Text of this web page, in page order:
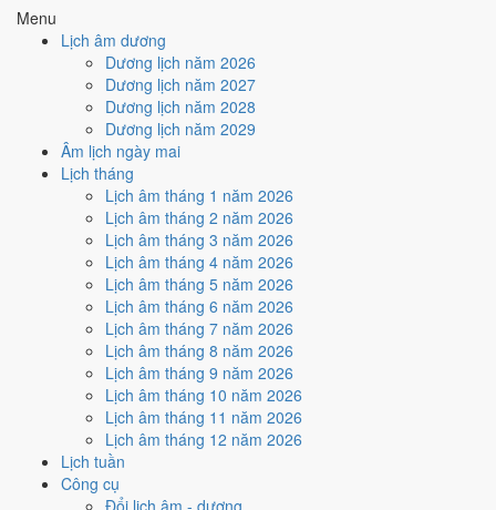
Menu
Lịch âm dương
Dương lịch năm 2026
Dương lịch năm 2027
Dương lịch năm 2028
Dương lịch năm 2029
Âm lịch ngày mai
Lịch tháng
Lịch âm tháng 1 năm 2026
Lịch âm tháng 2 năm 2026
Lịch âm tháng 3 năm 2026
Lịch âm tháng 4 năm 2026
Lịch âm tháng 5 năm 2026
Lịch âm tháng 6 năm 2026
Lịch âm tháng 7 năm 2026
Lịch âm tháng 8 năm 2026
Lịch âm tháng 9 năm 2026
Lịch âm tháng 10 năm 2026
Lịch âm tháng 11 năm 2026
Lịch âm tháng 12 năm 2026
Lịch tuần
Công cụ
Đổi lịch âm - dương
3/10 Xấu
Ký hợp đồng - giao ước hôm nay ở
Sao Giác, nhưng Trực Phá, Ngày Hắc Đạo và Ngày Đại Hung
kéo giảm điểm.
Cách tính ngày tốt
🏗️ Động thổ - khởi công
2
/10Xấu
Động thổ - khởi công hôm nay ởmức xấu (2/10)
Ngày Hắc Đạo và Ngày Đại Hunggây bất lợi.
Cách tính ngày tốt
Nhập trạch - vào nhà mới
Xấu
Nhập trạch - vào nhà mới hôm nay ở
Phá, Ngày Hắc Đạo và Ngày Đại Hung
Cách tính ngày tốt
Mua xe - tậu xe
Xấu
Mua xe - tậu xe hôm nay ởmức xấu (2/10)
Hắc Đạo và Ngày Đại Hung
Cách tính ngày tốt